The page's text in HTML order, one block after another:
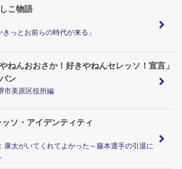
こ物語
きっとお前らの時代が来る」
やねんおおさか！好きやねんセレッソ！宣言」
ン
市美原区役所編
ソ・アイデンティティ
康太がいてくれてよかった～藤本選手の引退に